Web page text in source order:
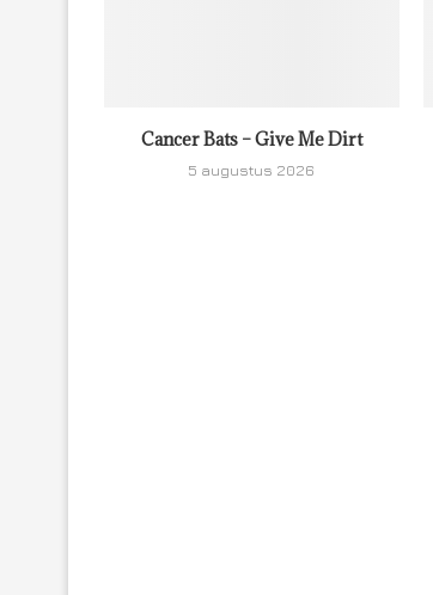
Cancer Bats – Give Me Dirt
5 augustus 2026